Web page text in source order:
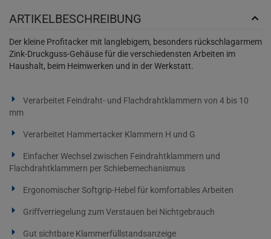
ARTIKELBESCHREIBUNG
Der kleine Profitacker mit langlebigem, besonders rückschlagarmem
Zink-Druckguss-Gehäuse für die verschiedensten Arbeiten im
Haushalt, beim Heimwerken und in der Werkstatt.
Verarbeitet Feindraht- und Flachdrahtklammern von 4 bis 10
mm
Verarbeitet Hammertacker Klammern H und G
Einfacher Wechsel zwischen Feindrahtklammern und
Flachdrahtklammern per Schiebemechanismus
Ergonomischer Softgrip-Hebel für komfortables Arbeiten
Griffverriegelung zum Verstauen bei Nichtgebrauch
Gut sichtbare Klammerfüllstandsanzeige